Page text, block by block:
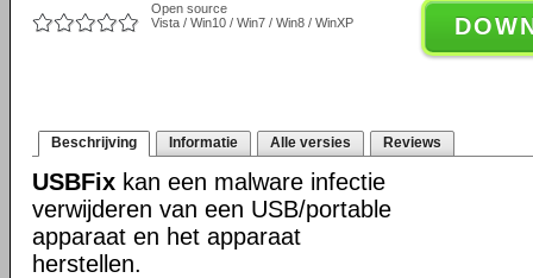
Open source
Vista / Win10 / Win7 / Win8 / WinXP
Beschrijving Informatie Alle versies Reviews
USBFix kan een malware infectie
verwijderen van een USB/portable
apparaat en het apparaat
herstellen.